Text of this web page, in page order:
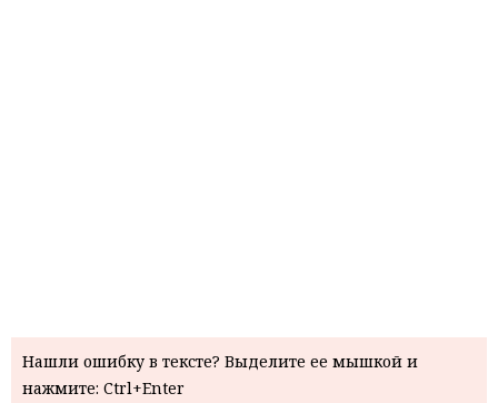
Нашли ошибку в тексте? Выделите ее мышкой и
нажмите: Ctrl+Enter